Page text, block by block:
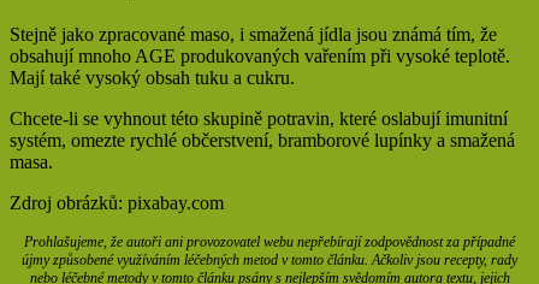
Stejně jako zpracované maso, i smažená jídla jsou známá tím, že
obsahují mnoho AGE produkovaných vařením při vysoké teplotě.
Mají také vysoký obsah tuku a cukru.
Chcete-li se vyhnout této skupině potravin, které oslabují imunitní
systém, omezte rychlé občerstvení, bramborové lupínky a smažená
masa.
Zdroj obrázků: pixabay.com
Prohlašujeme, že autoři ani provozovatel webu nepřebírají zodpovědnost za případné
újmy způsobené využíváním léčebných metod v tomto článku. Ačkoliv jsou recepty, rady
nebo léčebné metody v tomto článku psány s nejlepším svědomím autora textu, jejich